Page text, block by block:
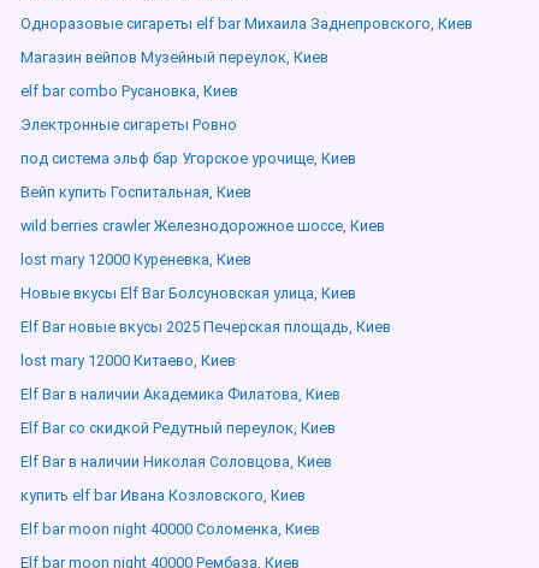
Одноразовые сигареты elf bar Михаила Заднепровского, Киев
Магазин вейпов Музейный переулок, Киев
elf bar combo Русановка, Киев
Электронные сигареты Ровно
под система эльф бар Угорское урочище, Киев
Вейп купить Госпитальная, Киев
wild berries crawler Железнодорожное шоссе, Киев
lost mary 12000 Куреневка, Киев
Новые вкусы Elf Bar Болсуновская улица, Киев
Elf Bar новые вкусы 2025 Печерская площадь, Киев
lost mary 12000 Китаево, Киев
Elf Bar в наличии Академика Филатова, Киев
Elf Bar со скидкой Редутный переулок, Киев
Elf Bar в наличии Николая Соловцова, Киев
купить elf bar Ивана Козловского, Киев
Elf bar moon night 40000 Соломенка, Киев
Elf bar moon night 40000 Рембаза, Киев